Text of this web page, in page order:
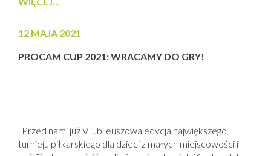
Sztumu zasygnalizowano bardzo duże naloty tego
krótkoterminowymi Grupy Technicznej PROCAM. Także
12 MAJA 2021
PROCAM CUP 2021: WRACAMY DO GRY!
Przed nami już V jubileuszowa edycja największego
turnieju piłkarskiego dla dzieci z małych miejscowości i